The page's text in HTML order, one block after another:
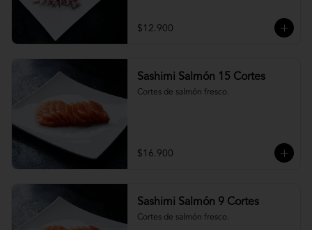
$12.900
Sashimi Salmón 15 Cortes
Cortes de salmón fresco.
$16.900
Sashimi Salmón 9 Cortes
Cortes de salmón fresco.